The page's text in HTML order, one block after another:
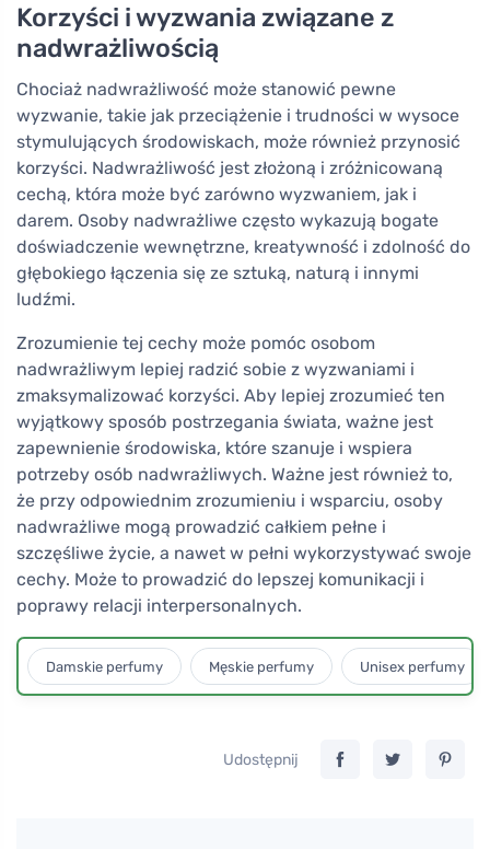
Korzyści i wyzwania związane z
nadwrażliwością
Chociaż nadwrażliwość może stanowić pewne
wyzwanie, takie jak przeciążenie i trudności w wysoce
stymulujących środowiskach, może również przynosić
korzyści. Nadwrażliwość jest złożoną i zróżnicowaną
cechą, która może być zarówno wyzwaniem, jak i
darem. Osoby nadwrażliwe często wykazują bogate
doświadczenie wewnętrzne, kreatywność i zdolność do
głębokiego łączenia się ze sztuką, naturą i innymi
ludźmi.
Zrozumienie tej cechy może pomóc osobom
nadwrażliwym lepiej radzić sobie z wyzwaniami i
zmaksymalizować korzyści. Aby lepiej zrozumieć ten
wyjątkowy sposób postrzegania świata, ważne jest
zapewnienie środowiska, które szanuje i wspiera
potrzeby osób nadwrażliwych. Ważne jest również to,
że przy odpowiednim zrozumieniu i wsparciu, osoby
nadwrażliwe mogą prowadzić całkiem pełne i
szczęśliwe życie, a nawet w pełni wykorzystywać swoje
cechy. Może to prowadzić do lepszej komunikacji i
poprawy relacji interpersonalnych.
Damskie perfumy Męskie perfumy Unisex perfumy
Udostępnij